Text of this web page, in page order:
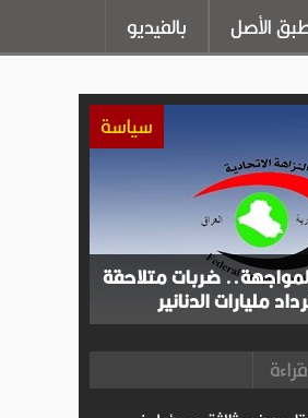
الأصل بالفيديو
سياسة
ضربات متلاحقة
مليارات الدنانير